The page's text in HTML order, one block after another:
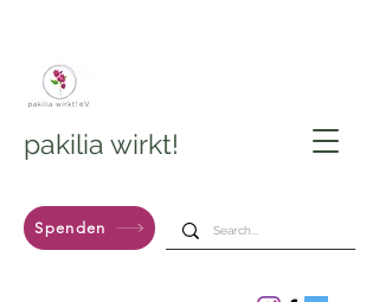
pakilia wirkt!
Spenden